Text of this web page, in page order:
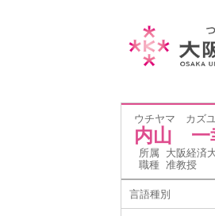
ウチヤマ カズ
内山 一
所属 大阪経済
職種 准教授
言語種別